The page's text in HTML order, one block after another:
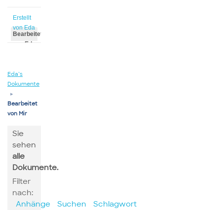
Erstellt
von Eda
Bearbeitet
von Eda
Eda’s
Dokumente
▸
Bearbeitet
von Mir
Sie
sehen
alle
Dokumente.
Filter
nach:
Anhänge
Suchen Schlagwort